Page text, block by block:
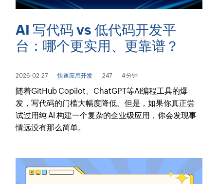
AI 写代码 vs 低代码开发平
台：哪个更实用、更靠谱？
2026-02-27 快速应用开发 247 4 分钟
随着GitHub Copilot、ChatGPT等AI编程工具的爆
发，写代码的门槛大幅度降低。但是，如果你真正尝
试过用纯 AI 构建一个复杂的企业级应用，你会发现事
情远没有那么简单。